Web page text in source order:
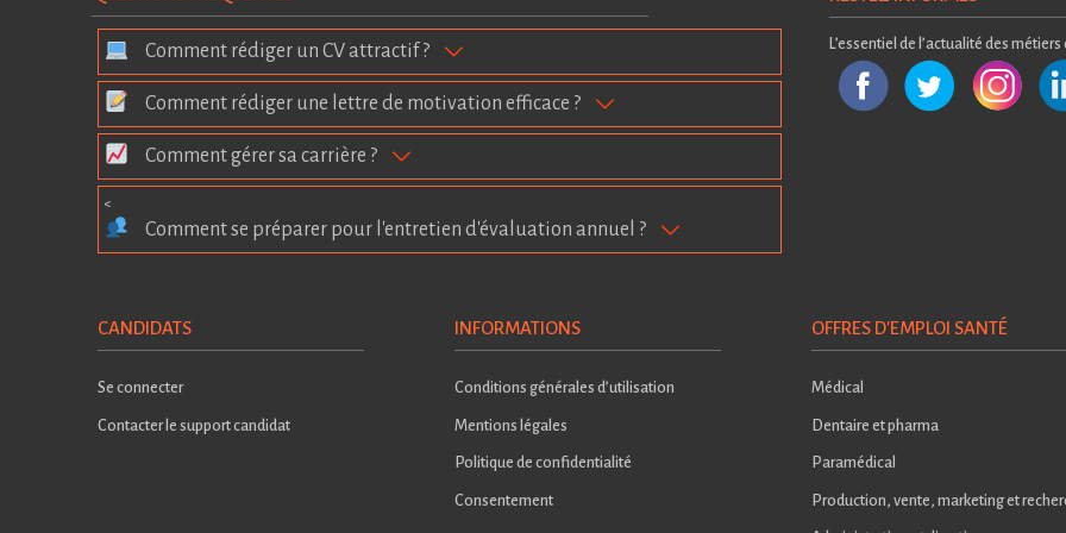
Comment rédiger un CV attractif ?
Comment rédiger une lettre de motivation efficace ?
Comment gérer sa carrière ?
<
Comment se préparer pour l'entretien d'évaluation annuel ?
L’essentiel de l’actualité des métiers
CANDIDATS
Se connecter
Contacter le support candidat
INFORMATIONS
Conditions générales d’utilisation
Mentions légales
Politique de confidentialité
Consentement
OFFRES D'EMPLOI SANTÉ
Médical
Dentaire et pharma
Paramédical
Production, vente, marketing et